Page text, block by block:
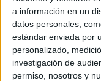
a información en un
datos personales,
estándar enviada por
personalizado,
investigación de
permiso, nosotros y
período de tiempo
espacios vacíos.
desajustan-ajustan
mencionado de la
esos «vacíos» está